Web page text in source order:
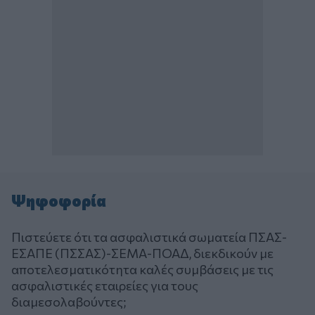
Ψηφοφορία
Πιστεύετε ότι τα ασφαλιστικά σωματεία ΠΣΑΣ-
ΕΣΑΠΕ (ΠΣΣΑΣ)-ΣΕΜΑ-ΠΟΑΔ, διεκδικούν με
αποτελεσματικότητα καλές συμβάσεις με τις
ασφαλιστικές εταιρείες για τους
διαμεσολαβούντες;